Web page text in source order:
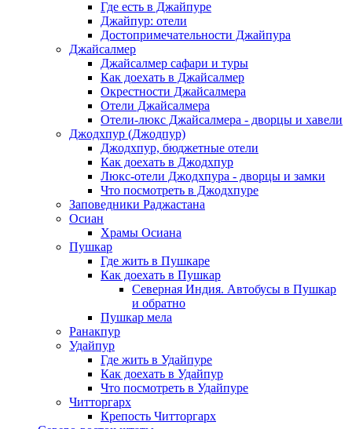
Где есть в Джайпуре
Джайпур: отели
Достопримечательности Джайпура
Джайсалмер
Джайсалмер сафари и туры
Как доехать в Джайсалмер
Окрестности Джайсалмера
Отели Джайсалмера
Отели-люкс Джайсалмера - дворцы и хавели
Джодхпур (Джодпур)
Джодхпур, бюджетные отели
Как доехать в Джодхпур
Люкс-отели Джодхпура - дворцы и замки
Что посмотреть в Джодхпуре
Заповедники Раджастана
Осиан
Храмы Осиана
Пушкар
Где жить в Пушкаре
Как доехать в Пушкар
Северная Индия. Автобусы в Пушкар
и обратно
Пушкар мела
Ранакпур
Удайпур
Где жить в Удайпуре
Как доехать в Удайпур
Что посмотреть в Удайпуре
Читторгарх
Крепость Читторгарх